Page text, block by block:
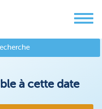
à cette date